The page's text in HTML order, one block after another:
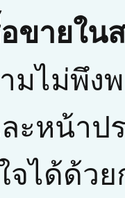
อขายใน
มไม่พึง
ะหน้าป
ได้ด้วย